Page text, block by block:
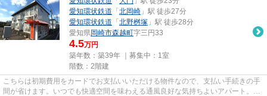
愛知環状鉄道 「 北岡崎 」駅 徒歩27分
愛知環状鉄道 「 北野桝塚 」駅 徒歩28分
愛知県岡崎市森越町字三円33
4.5万円
築年数：築39年 ｜募集中： 1室
階数：2階建
こちらは初期費用をカードでお支払いいただける物件なので、支払い手続きの手
間が省けます。いつでも快適空間を味わえる通風良好な気持ちよいアパート。こ